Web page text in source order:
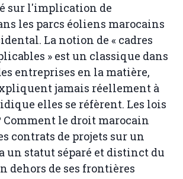
sur l'implication de
les parcs éoliens marocains
La notion de « cadres
» est un classique dans
entreprises en la matière,
jamais réellement à
elles se réfèrent. Les lois
Comment le droit marocain
contrats de projets sur un
un statut séparé et distinct du
dehors de ses frontières